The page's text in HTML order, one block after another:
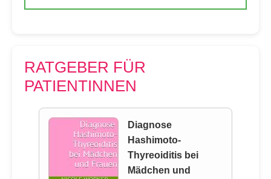
RATGEBER FÜR
PATIENTINNEN
Diagnose
Hashimoto-
Thyreoiditis bei
Mädchen und